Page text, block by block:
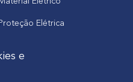
Elétrico
Proteção Elétrica
e